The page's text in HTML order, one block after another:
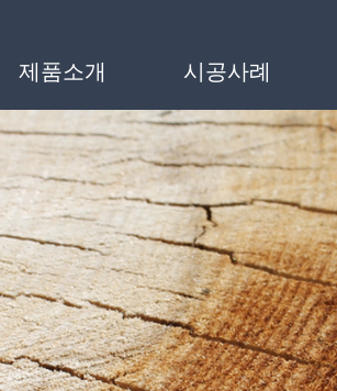
제품소개 시공사례